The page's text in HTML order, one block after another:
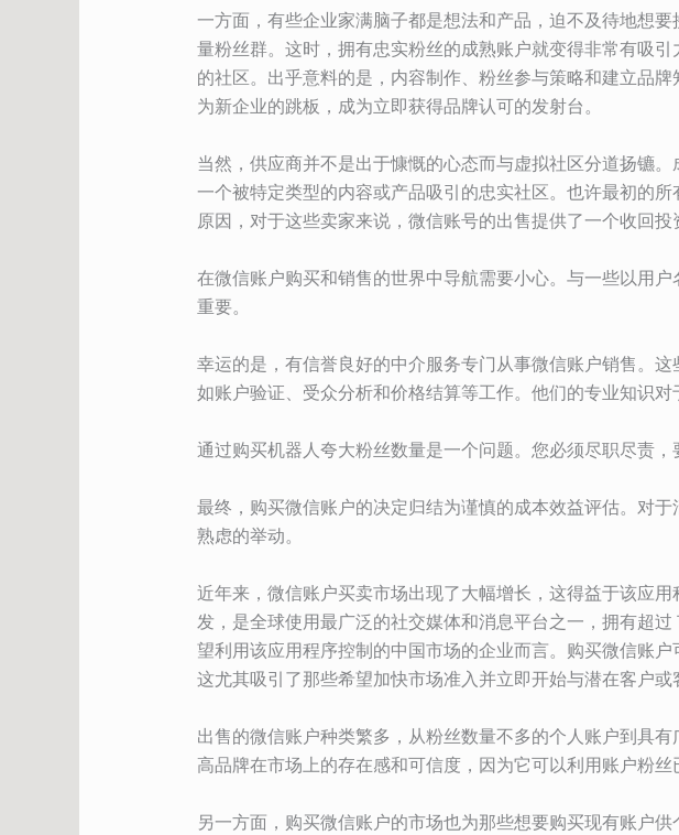
一方面，有些企业家满脑子都是想法和产品，迫不及待地想
量粉丝群。这时，拥有忠实粉丝的成熟账户就变得非常有吸
的社区。出乎意料的是，内容制作、粉丝参与策略和建立品
为新企业的跳板，成为立即获得品牌认可的发射台。
当然，供应商并不是出于慷慨的心态而与虚拟社区分道扬镳
一个被特定类型的内容或产品吸引的忠实社区。也许最初的
原因，对于这些卖家来说，微信账号的出售提供了一个收回
在微信账户购买和销售的世界中导航需要小心。与一些以用
重要。
幸运的是，有信誉良好的中介服务专门从事微信账户销售。
如账户验证、受众分析和价格结算等工作。他们的专业知识对
通过购买机器人夸大粉丝数量是一个问题。您必须尽职尽责，
最终，购买微信账户的决定归结为谨慎的成本效益评估。对
熟虑的举动。
近年来，微信账户买卖市场出现了大幅增长，这得益于该应
发，是全球使用最广泛的社交媒体和消息平台之一，拥有超
望利用该应用程序控制的中国市场的企业而言。购买微信账
这尤其吸引了那些希望加快市场准入并立即开始与潜在客户或
出售的微信账户种类繁多，从粉丝数量不多的个人账户到具
高品牌在市场上的存在感和可信度，因为它可以利用账户粉丝
另一方面，购买微信账户的市场也为那些想要购买现有账户